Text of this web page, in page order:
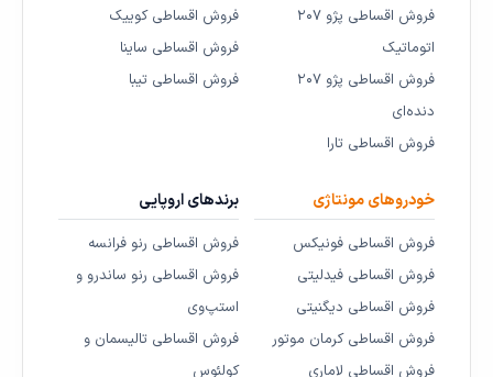
فروش اقساطی پژو ۲۰۷
اتوماتیک
فروش اقساطی پژو ۲۰۷
دنده‌ای
فروش اقساطی تارا
فروش اقساطی کوییک
فروش اقساطی ساینا
فروش اقساطی تیبا
خودروهای مونتاژی
فروش اقساطی فونیکس
فروش اقساطی فیدلیتی
فروش اقساطی دیگنیتی
فروش اقساطی کرمان موتور
فروش اقساطی لاماری
برندهای اروپایی
فروش اقساطی رنو فرانسه
فروش اقساطی رنو ساندرو و
استپ‌وی
فروش اقساطی تالیسمان و
کولئوس